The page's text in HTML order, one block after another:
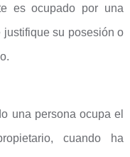
es ocupado por una
su posesión o
una persona ocupa el
cuando ha